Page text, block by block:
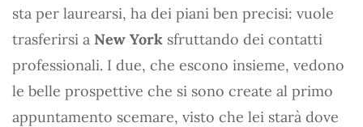
sta per laurearsi, ha dei piani ben precisi: vuole
trasferirsi a New York sfruttando dei contatti
professionali. I due, che escono insieme, vedono
le belle prospettive che si sono create al primo
appuntamento scemare, visto che lei starà dove